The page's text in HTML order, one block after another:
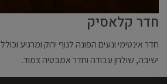
חדר קלאסיק
חדר אינטימי ונעים הפונה לנוף ירוק ומרגיע
ישיבה, שולחן עבודה וחדר אמבטיה צמוד.